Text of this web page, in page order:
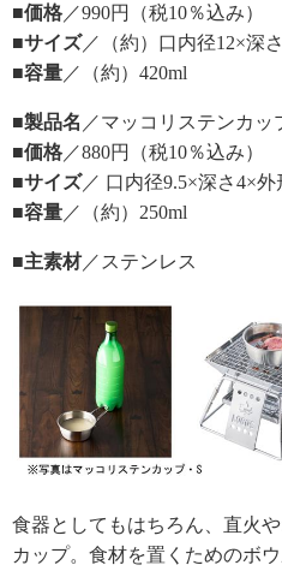
■価格 ／990円（税10％込み）
■サイズ／（約）口内径12×深
■容量 ／（約）420ml
■製品名 ／マッコリステンカッ
■価格 ／880円（税10％込み）
■サイズ／ 口内径9.5×深さ4×外
■容量 ／（約）250ml
■主素材／ステンレス
食器としてもはちろん、直火
カップ。食材を置くためのボ